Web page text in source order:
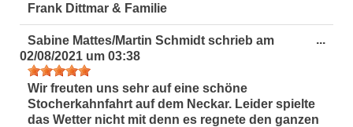
Frank Dittmar & Familie
Sabine Mattes/Martin Schmidt schrieb am
02/08/2021 um 03:38
Wir freuten uns sehr auf eine schöne
Stocherkahnfahrt auf dem Neckar. Leider spielte
das Wetter nicht mit denn es regnete den ganzen
...